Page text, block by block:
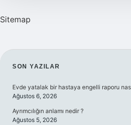
Sitemap
SIDEBAR
SON YAZILAR
Evde yatalak bir hastaya engelli raporu
Ağustos 6, 2026
Ayrımcılığın anlamı nedir ?
Ağustos 5, 2026